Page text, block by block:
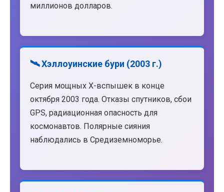
миллионов долларов.
🛰️ Хэллоуинские бури (2003 г.)
Серия мощных X-вспышек в конце
октября 2003 года. Отказы спутников, сбои
GPS, радиационная опасность для
космонавтов. Полярные сияния
наблюдались в Средиземноморье.